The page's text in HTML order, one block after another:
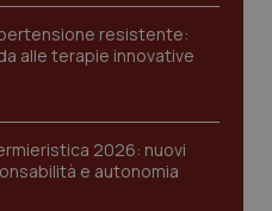
resistente:
alle terapie innovative
2026: nuovi
e autonomia
Fornitore/Dominio